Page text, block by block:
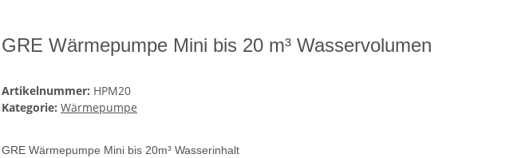
GRE Wärmepumpe Mini bis 20 m³ Wasservolumen
Artikelnummer: HPM20
Kategorie: Wärmepumpe
GRE Wärmepumpe Mini bis 20m³ Wasserinhalt